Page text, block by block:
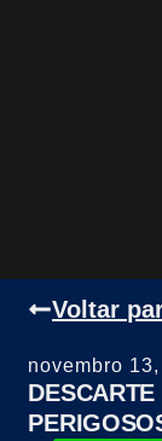
Voltar
novembro